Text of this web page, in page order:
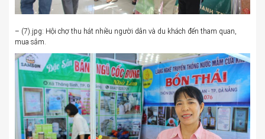
– (7).jpg: Hội chợ thu hát nhiều người dân và du khách đến tham quan,
mua sắm.